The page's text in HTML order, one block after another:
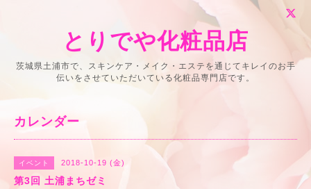
とりでや化粧品店
茨城県土浦市で、スキンケア・メイク・エステを通じてキレイのお手
伝いをさせていただいている化粧品専門店です。
カレンダー
イベント 2018-10-19 (金)
第3回 土浦まちゼミ